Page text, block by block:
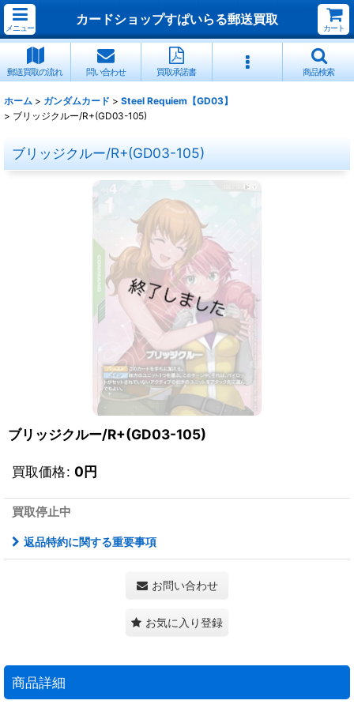
メニュー
カードショップすぱいらる郵送買取
カート
郵送買取の流れ 問い合わせ 買取承諾書 商品検索
ホーム > ガンダムカード > Steel Requiem【GD03】
> ブリッジクルー/R+(GD03-105)
ブリッジクルー/R+(GD03-105)
ブリッジクルー/R+(GD03-105)
買取価格: 0円
買取停止中
返品特約に関する重要事項
お問い合わせ
お気に入り登録
商品詳細